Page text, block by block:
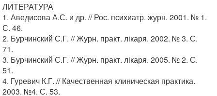
ЛИТЕРАТУРА
1. Аведисова А.С. и др. // Рос. психиатр. журн. 2001. № 1.
С. 46.
2. Бурчинский С.Г. // Журн. практ. лікаря. 2002. № 3. С.
71.
3. Бурчинский С.Г. // Журн. практ. лікаря. 2005. № 2. С.
51.
4. Гуревич К.Г. // Качественная клиническая практика.
2003. №4. С. 53.